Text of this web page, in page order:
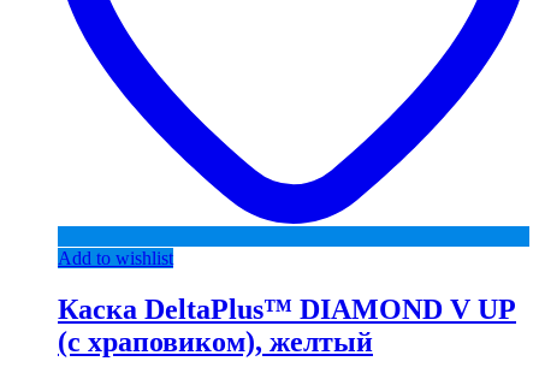
Add to wishlist
Каска DeltaPlus™ DIAMOND V UP
(с храповиком), желтый